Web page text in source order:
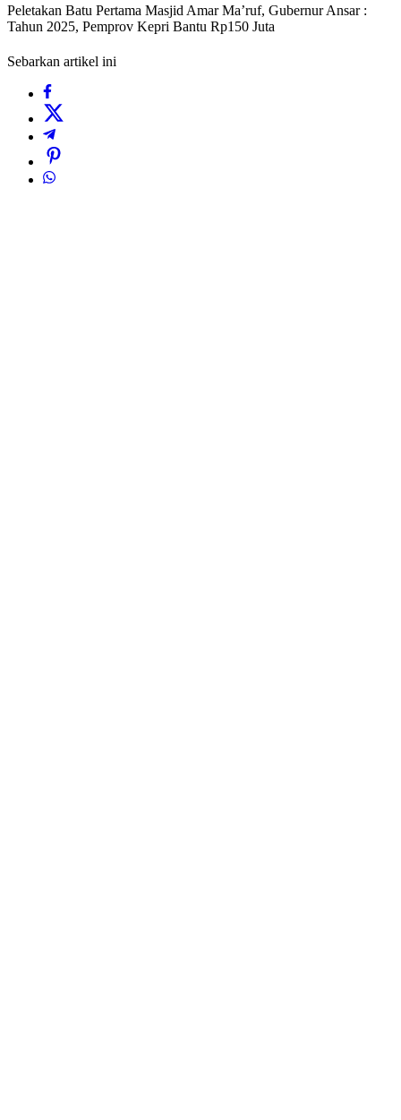
Peletakan Batu Pertama Masjid Amar Ma’ruf, Gubernur Ansar :
Tahun 2025, Pemprov Kepri Bantu Rp150 Juta
Sebarkan artikel ini